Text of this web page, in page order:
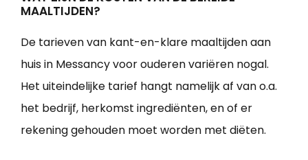
MAALTIJDEN?
De tarieven van kant-en-klare maaltijden aan
huis in Messancy voor ouderen variëren nogal.
Het uiteindelijke tarief hangt namelijk af van o.a.
het bedrijf, herkomst ingrediënten, en of er
rekening gehouden moet worden met diëten.